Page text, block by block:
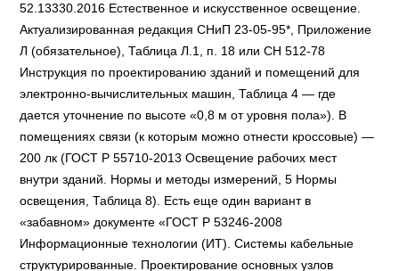
52.13330.2016 Естественное и искусственное освещение.
Актуализированная редакция СНиП 23-05-95*, Приложение
Л (обязательное), Таблица Л.1, п. 18 или СН 512-78
Инструкция по проектированию зданий и помещений для
электронно-вычислительных машин, Таблица 4 — где
дается уточнение по высоте «0,8 м от уровня пола»). В
помещениях связи (к которым можно отнести кроссовые) —
200 лк (ГОСТ Р 55710-2013 Освещение рабочих мест
внутри зданий. Нормы и методы измерений, 5 Нормы
освещения, Таблица 8). Есть еще один вариант в
«забавном» документе «ГОСТ Р 53246-2008
Информационные технологии (ИТ). Системы кабельные
структурированные. Проектирование основных узлов